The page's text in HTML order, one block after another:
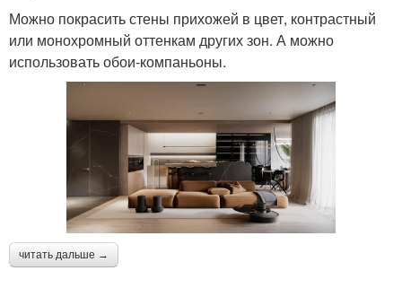
Можно покрасить стены прихожей в цвет, контрастный
или монохромный оттенкам других зон. А можно
использовать обои-компаньоны.
читать дальше →